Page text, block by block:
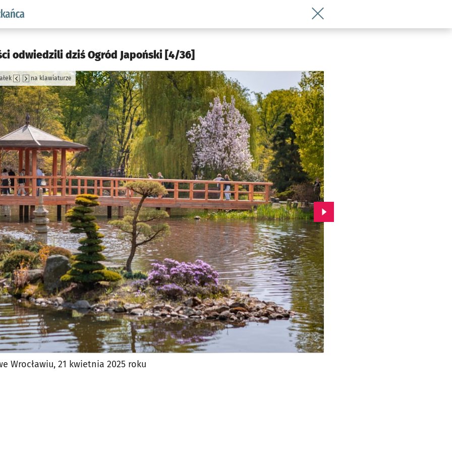
podserwis: Dla mieszkańca
Wróć do artykułu Wrocławianie i
odwiedzili dziś Ogród Japoński [4/36]
na klawiaturze
Przejdź do kolejnego zdjęcia.
Wrocławiu, 21 kwietnia 2025 roku